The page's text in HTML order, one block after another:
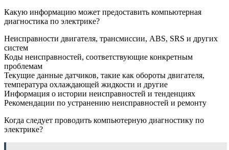
Какую информацию может предоставить компьютерная
диагностика по электрике?
Неисправности двигателя, трансмиссии, ABS, SRS и других
систем
Коды неисправностей, соответствующие конкретным
проблемам
Текущие данные датчиков, такие как обороты двигателя,
температура охлаждающей жидкости и другие
Информация о истории неисправностей и тенденциях
Рекомендации по устранению неисправностей и ремонту
Когда следует проводить компьютерную диагностику по
электрике?